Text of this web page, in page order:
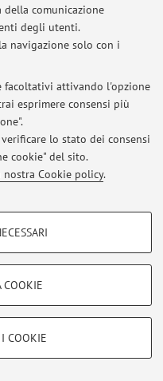
della comunicazione
degli utenti.
navigazione solo con i
facoltativi attivando l'opzione
esprimere consensi più
lo stato dei consensi
cookie" del sito.
nostra Cookie policy.
esemplificativo, per il corretto
COOKIE
COOKIE
presenti avvisi.
- Università di Bologna - Via
Cookie